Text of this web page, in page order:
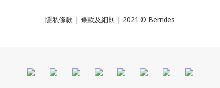
隱私條款 | 條款及細則 | 2021 © Berndes